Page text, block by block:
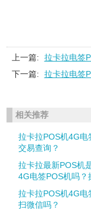
上一篇:
拉卡拉电签
下一篇:
拉卡拉电签
相关推荐
拉卡拉POS机4G电
交易查询？
拉卡拉最新POS机
4G电签POS机吗？
拉卡拉POS机4G电
扫微信吗？